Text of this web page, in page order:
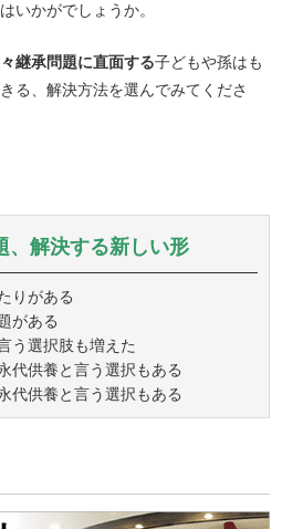
いかがでしょうか。
継承問題に直面する子どもや孫はも
る、解決方法を選んでみてくださ
、解決する新しい形
りがある
がある
う選択肢も増えた
代供養と言う選択もある
代供養と言う選択もある